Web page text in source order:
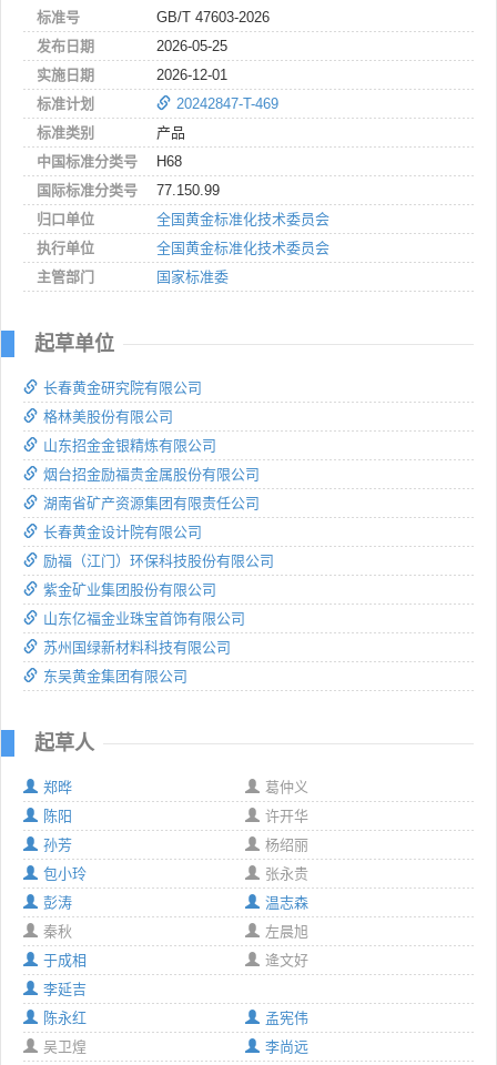
标准号
GB/T 47603-2026
发布日期
2026-05-25
实施日期
2026-12-01
标准计划
20242847-T-469
标准类别
产品
中国标准分类号
H68
国际标准分类号
77.150.99
归口单位
全国黄金标准化技术委员会
执行单位
全国黄金标准化技术委员会
主管部门
国家标准委
起草单位
长春黄金研究院有限公司
格林美股份有限公司
山东招金金银精炼有限公司
烟台招金励福贵金属股份有限公司
湖南省矿产资源集团有限责任公司
长春黄金设计院有限公司
励福（江门）环保科技股份有限公司
紫金矿业集团股份有限公司
山东亿福金业珠宝首饰有限公司
苏州国绿新材料科技有限公司
东吴黄金集团有限公司
起草人
郑晔
葛仲义
陈阳
许开华
孙芳
杨绍丽
包小玲
张永贵
彭涛
温志森
秦秋
左晨旭
于成相
逄文好
李延吉
陈永红
孟宪伟
吴卫煌
李尚远